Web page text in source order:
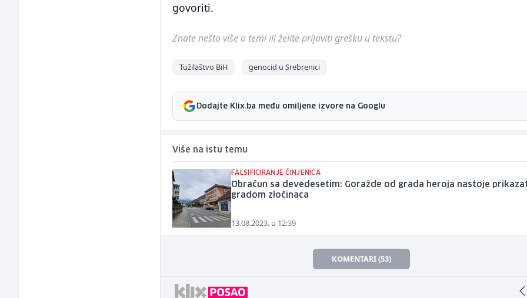
govoriti.
Znate nešto više o temi ili želite prijaviti grešku u tekstu?
Tužilaštvo BiH genocid u Srebrenici
Dodajte Klix.ba među omiljene izvore na Googlu
Više na istu temu
FALSIFICIRANJE ČINJENICA
Obračun sa devedesetim: Goražde od grada heroja nastoje
gradom zločinaca
13.08.2023. u 12:39
KOMENTARI (53)